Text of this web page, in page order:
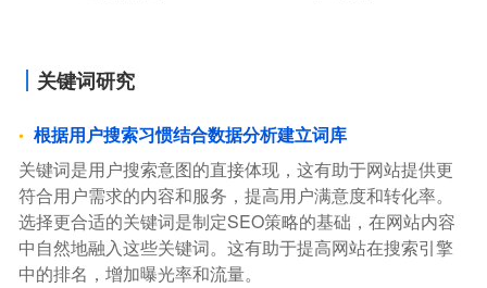
关键词研究
根据用户搜索习惯结合数据分析建立词库
关键词是用户搜索意图的直接体现，这有助于网站提供更
符合用户需求的内容和服务，提高用户满意度和转化率。
选择更合适的关键词是制定SEO策略的基础，在网站内容
中自然地融入这些关键词。这有助于提高网站在搜索引擎
中的排名，增加曝光率和流量。